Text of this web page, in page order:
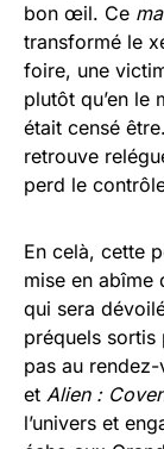
bon œil. Ce
transformé le
foire, une
plutôt qu’en le
était censé
retrouve
perd le
En celà, cette
mise en abîme
qui sera
préquels sortis
pas au
et Alien :
l’univers et